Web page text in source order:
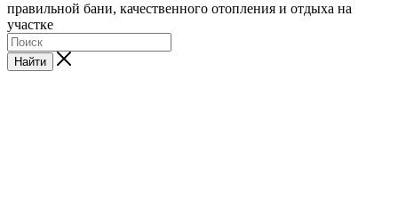
правильной бани, качественного отопления и отдыха на
участке
Найти